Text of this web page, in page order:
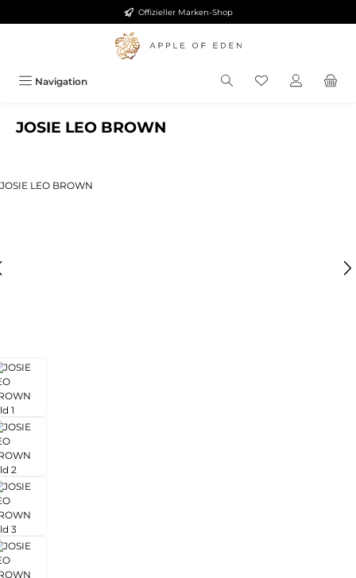
Zum Hauptinhalt springen Offizieller Marken-Shop
Navigation
JOSIE LEO BROWN
überspringen